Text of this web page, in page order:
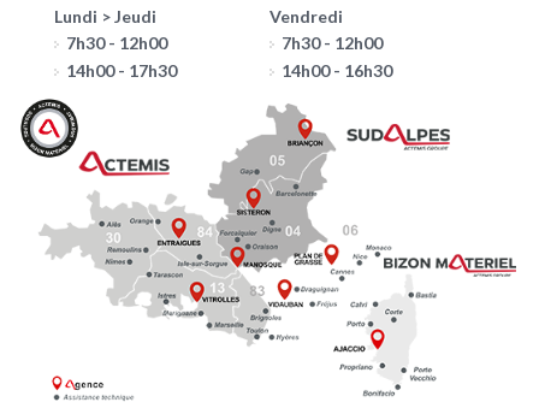
Lundi > Jeudi
7h30 - 12h00
14h00 - 17h30
Vendredi
7h30 - 12h00
14h00 - 16h30